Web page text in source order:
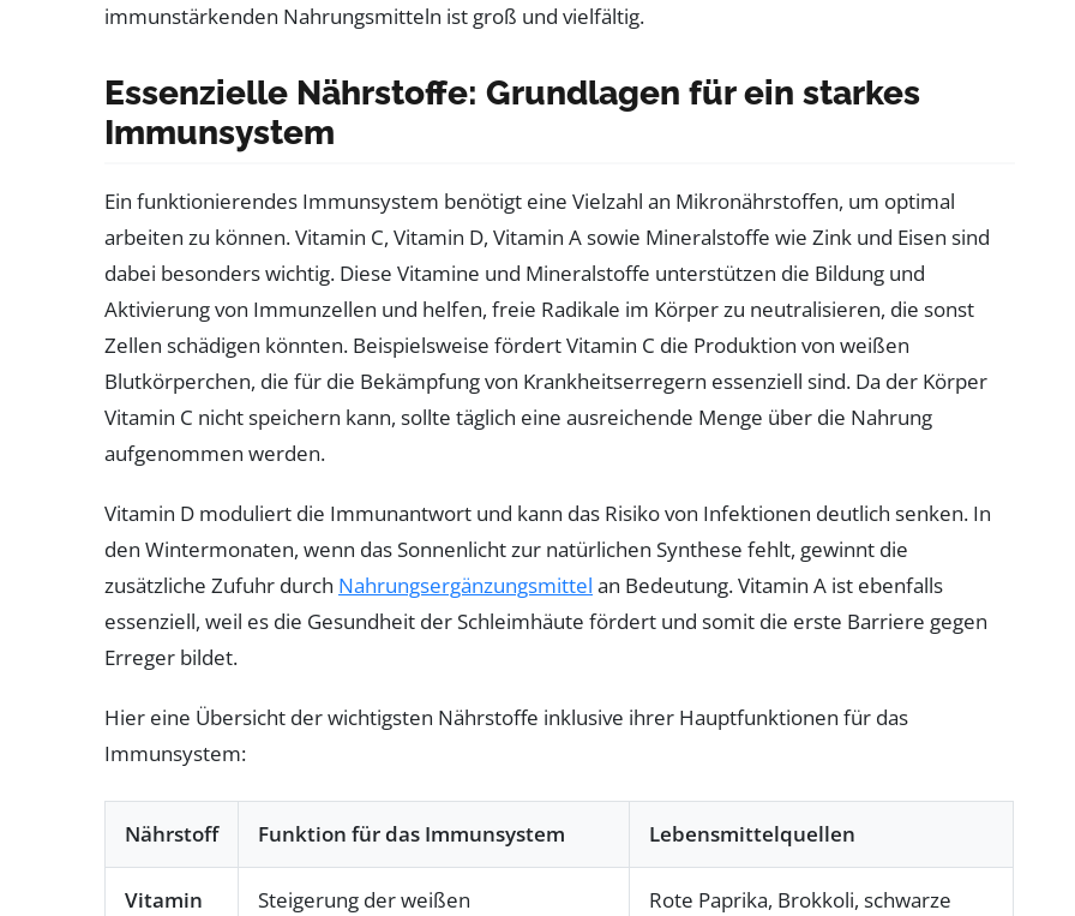
immunstärkenden Nahrungsmitteln ist groß und vielfältig.
Essenzielle Nährstoffe: Grundlagen für ein starkes
Immunsystem
Ein funktionierendes Immunsystem benötigt eine Vielzahl an Mikronährstoffen, um optimal
arbeiten zu können. Vitamin C, Vitamin D, Vitamin A sowie Mineralstoffe wie Zink und Eisen sind
dabei besonders wichtig. Diese Vitamine und Mineralstoffe unterstützen die Bildung und
Aktivierung von Immunzellen und helfen, freie Radikale im Körper zu neutralisieren, die sonst
Zellen schädigen könnten. Beispielsweise fördert Vitamin C die Produktion von weißen
Blutkörperchen, die für die Bekämpfung von Krankheitserregern essenziell sind. Da der Körper
Vitamin C nicht speichern kann, sollte täglich eine ausreichende Menge über die Nahrung
aufgenommen werden.
Vitamin D moduliert die Immunantwort und kann das Risiko von Infektionen deutlich senken. In
den Wintermonaten, wenn das Sonnenlicht zur natürlichen Synthese fehlt, gewinnt die
zusätzliche Zufuhr durch Nahrungsergänzungsmittel an Bedeutung. Vitamin A ist ebenfalls
essenziell, weil es die Gesundheit der Schleimhäute fördert und somit die erste Barriere gegen
Erreger bildet.
Hier eine Übersicht der wichtigsten Nährstoffe inklusive ihrer Hauptfunktionen für das
Immunsystem:
Nährstoff Funktion für das Immunsystem Lebensmittelquellen
Vitamin
Steigerung der weißen
Rote Paprika, Brokkoli, schwarze